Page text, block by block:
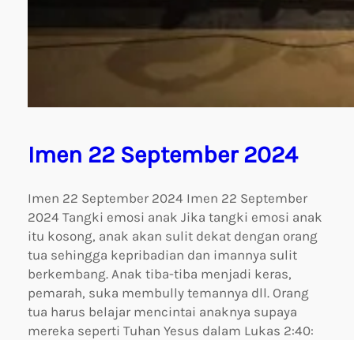
Imen 22 September 2024
Imen 22 September 2024 Imen 22 September
2024 Tangki emosi anak Jika tangki emosi anak
itu kosong, anak akan sulit dekat dengan orang
tua sehingga kepribadian dan imannya sulit
berkembang. Anak tiba-tiba menjadi keras,
pemarah, suka membully temannya dll. Orang
tua harus belajar mencintai anaknya supaya
mereka seperti Tuhan Yesus dalam Lukas 2:40: